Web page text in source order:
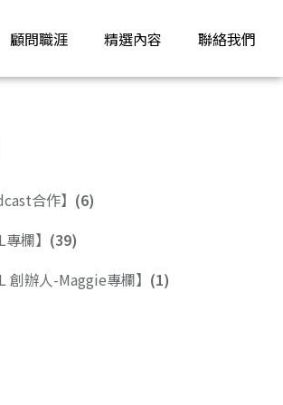
顧問職涯 精選內容 聯絡我們
合作】 (6)
專欄】 (39)
創辦人-Maggie專欄】 (1)